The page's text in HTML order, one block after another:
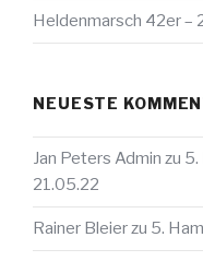
Heldenmarsch 42er –
NEUESTE
Jan Peters Admin zu 5.
21.05.22
Rainer Bleierzu 5.